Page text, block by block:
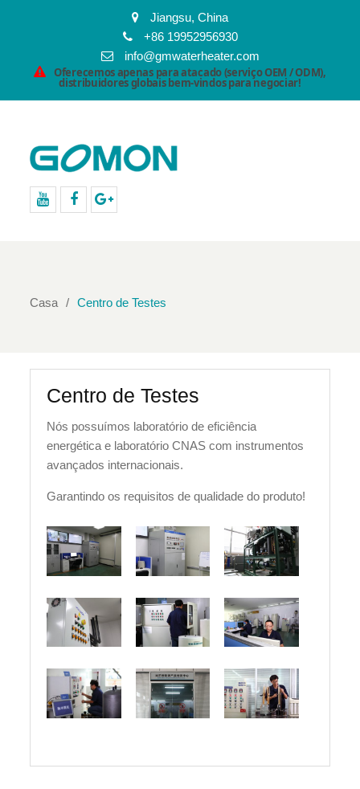
Jiangsu, China
+86 19952956930
info@gmwaterheater.com
Oferecemos apenas para atacado (serviço OEM / ODM),
distribuidores globais bem-vindos para negociar!
Casa Centro de Testes
Centro de Testes
Nós possuímos laboratório de eficiência
energética e laboratório CNAS com instrumentos
avançados internacionais.
Garantindo os requisitos de qualidade do produto!